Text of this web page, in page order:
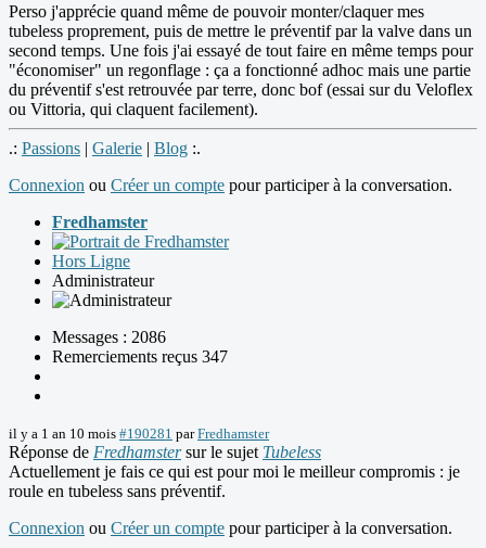
Perso j'apprécie quand même de pouvoir monter/claquer mes
tubeless proprement, puis de mettre le préventif par la valve dans un
second temps. Une fois j'ai essayé de tout faire en même temps pour
"économiser" un regonflage : ça a fonctionné adhoc mais une partie
du préventif s'est retrouvée par terre, donc bof (essai sur du Veloflex
ou Vittoria, qui claquent facilement).
.: Passions | Galerie | Blog :.
Connexion ou Créer un compte pour participer à la conversation.
Fredhamster
Hors Ligne
Administrateur
Messages : 2086
Remerciements reçus 347
il y a 1 an 10 mois #190281 parFredhamster
Réponse de Fredhamstersur le sujet Tubeless
Actuellement je fais ce qui est pour moi le meilleur compromis : je
roule en tubeless sans préventif.
Connexion ou Créer un compte pour participer à la conversation.